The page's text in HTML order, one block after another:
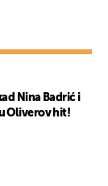
Nina Badrić i
Oliverov hit!